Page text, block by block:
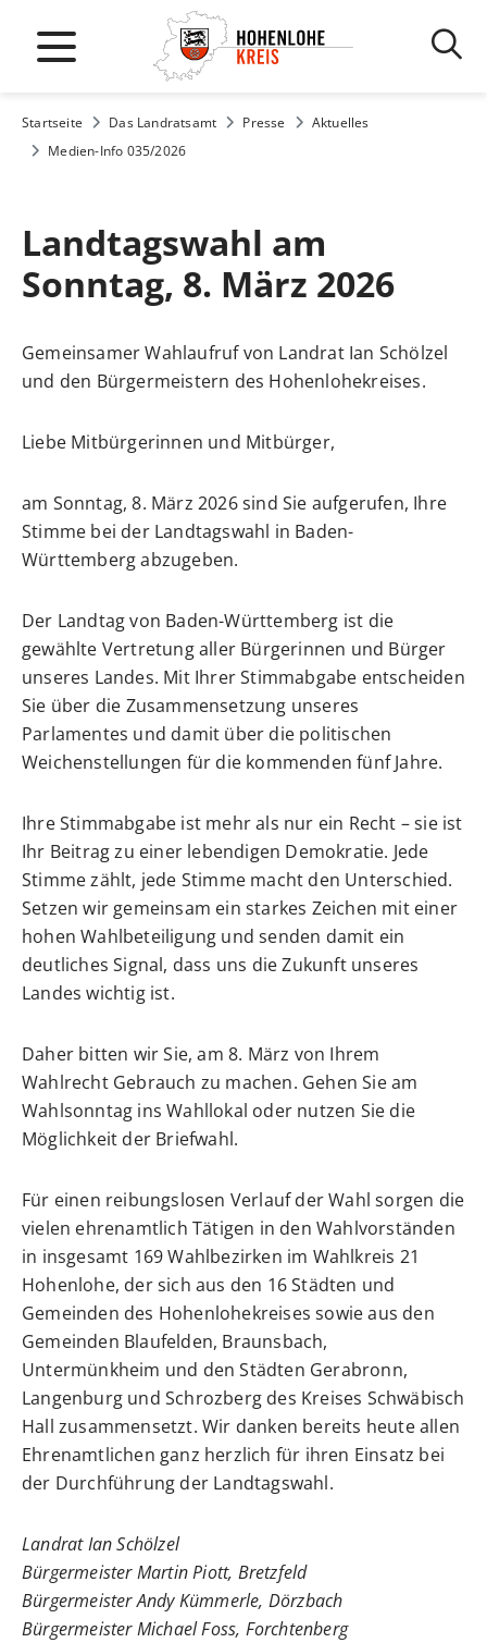
Startseite Das Landratsamt Presse
Aktuelles
Medien-Info 035/2026
Landtagswahl am
Sonntag, 8. März 2026
Gemeinsamer Wahlaufruf von Landrat Ian Schölzel
und den Bürgermeistern des Hohenlohekreises.
Liebe Mitbürgerinnen und Mitbürger,
am Sonntag, 8. März 2026 sind Sie aufgerufen, Ihre
Stimme bei der Landtagswahl in Baden-
Württemberg abzugeben.
Der Landtag von Baden-Württemberg ist die
gewählte Vertretung aller Bürgerinnen und Bürger
unseres Landes. Mit Ihrer Stimmabgabe entscheiden
Sie über die Zusammensetzung unseres
Parlamentes und damit über die politischen
Weichenstellungen für die kommenden fünf Jahre.
Ihre Stimmabgabe ist mehr als nur ein Recht – sie ist
Ihr Beitrag zu einer lebendigen Demokratie. Jede
Stimme zählt, jede Stimme macht den Unterschied.
Setzen wir gemeinsam ein starkes Zeichen mit einer
hohen Wahlbeteiligung und senden damit ein
deutliches Signal, dass uns die Zukunft unseres
Landes wichtig ist.
Daher bitten wir Sie, am 8. März von Ihrem
Wahlrecht Gebrauch zu machen. Gehen Sie am
Wahlsonntag ins Wahllokal oder nutzen Sie die
Möglichkeit der Briefwahl.
Für einen reibungslosen Verlauf der Wahl sorgen die
vielen ehrenamtlich Tätigen in den Wahlvorständen
in insgesamt 169 Wahlbezirken im Wahlkreis 21
Hohenlohe, der sich aus den 16 Städten und
Gemeinden des Hohenlohekreises sowie aus den
Gemeinden Blaufelden, Braunsbach,
Untermünkheim und den Städten Gerabronn,
Langenburg und Schrozberg des Kreises Schwäbisch
Hall zusammensetzt. Wir danken bereits heute allen
Ehrenamtlichen ganz herzlich für ihren Einsatz bei
der Durchführung der Landtagswahl.
Landrat Ian Schölzel
Bürgermeister Martin Piott, Bretzfeld
Bürgermeister Andy Kümmerle, Dörzbach
Bürgermeister Michael Foss, Forchtenberg